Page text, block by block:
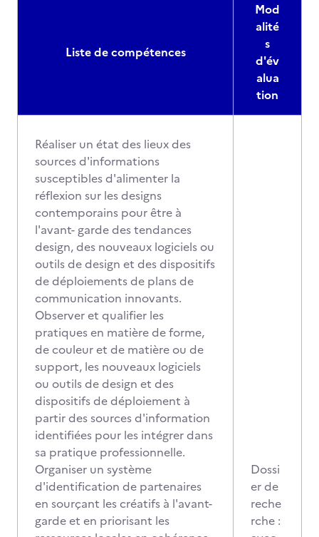
Liste de compétences
Mod
alité
s
d'év
alua
tion
Réaliser un état des lieux des
sources d'informations
susceptibles d'alimenter la
réflexion sur les designs
contemporains pour être à
l'avant- garde des tendances
design, des nouveaux logiciels ou
outils de design et des dispositifs
de déploiements de plans de
communication innovants.
Observer et qualifier les
pratiques en matière de forme,
de couleur et de matière ou de
support, les nouveaux logiciels
ou outils de design et des
dispositifs de déploiement à
partir des sources d'information
identifiées pour les intégrer dans
sa pratique professionnelle.
Organiser un système
d'identification de partenaires
en sourçant les créatifs à l'avant-
garde et en priorisant les
Dossi
er de
reche
rche :